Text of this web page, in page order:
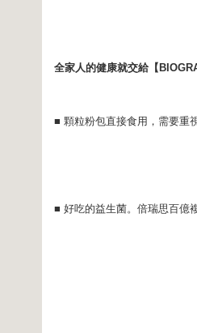
全家人的健康就交給【
■ 顆粒粉包直接食用，需要重
■ 好吃的益生菌。倍瑞思百億